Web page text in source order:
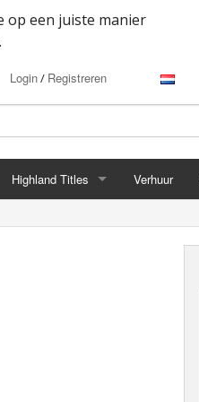
op een juiste manier
Login/ Registreren
Highland Titles Verhuur